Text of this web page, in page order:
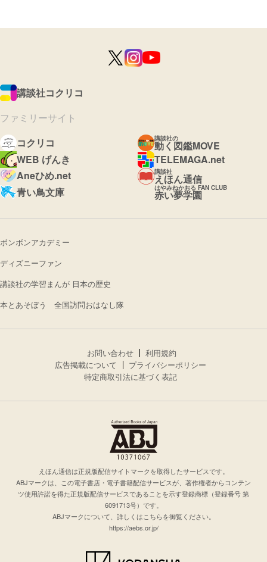
講談社コクリコ
ファミリーサイト
コクリコ
講談社の
動く図鑑MOVE
WEB げんき
TELEMAGA.net
Aneひめ.net
講談社
えほん通信
青い鳥文庫
はやみねかおる FAN CLUB
赤い夢学園
ボンボンアカデミー
ディズニーファン
講談社の学習まんが 日本の歴史
本とあそぼう 全国訪問おはなし隊
お問い合わせ
利用規約
広告掲載について
プライバシーポリシー
特定商取引法に基づく表記
えほん通信は正規版配信サイトマークを取得したサービスです。
ABJマークは、この電子書店・電子書籍配信サービスが、著作権者からコンテン
ツ使用許諾を得た正規版配信サービスであることを示す登録商標（登録番号 第
6091713号）です。
ABJマークについて、詳しくはこちらを御覧ください。
https://aebs.or.jp/